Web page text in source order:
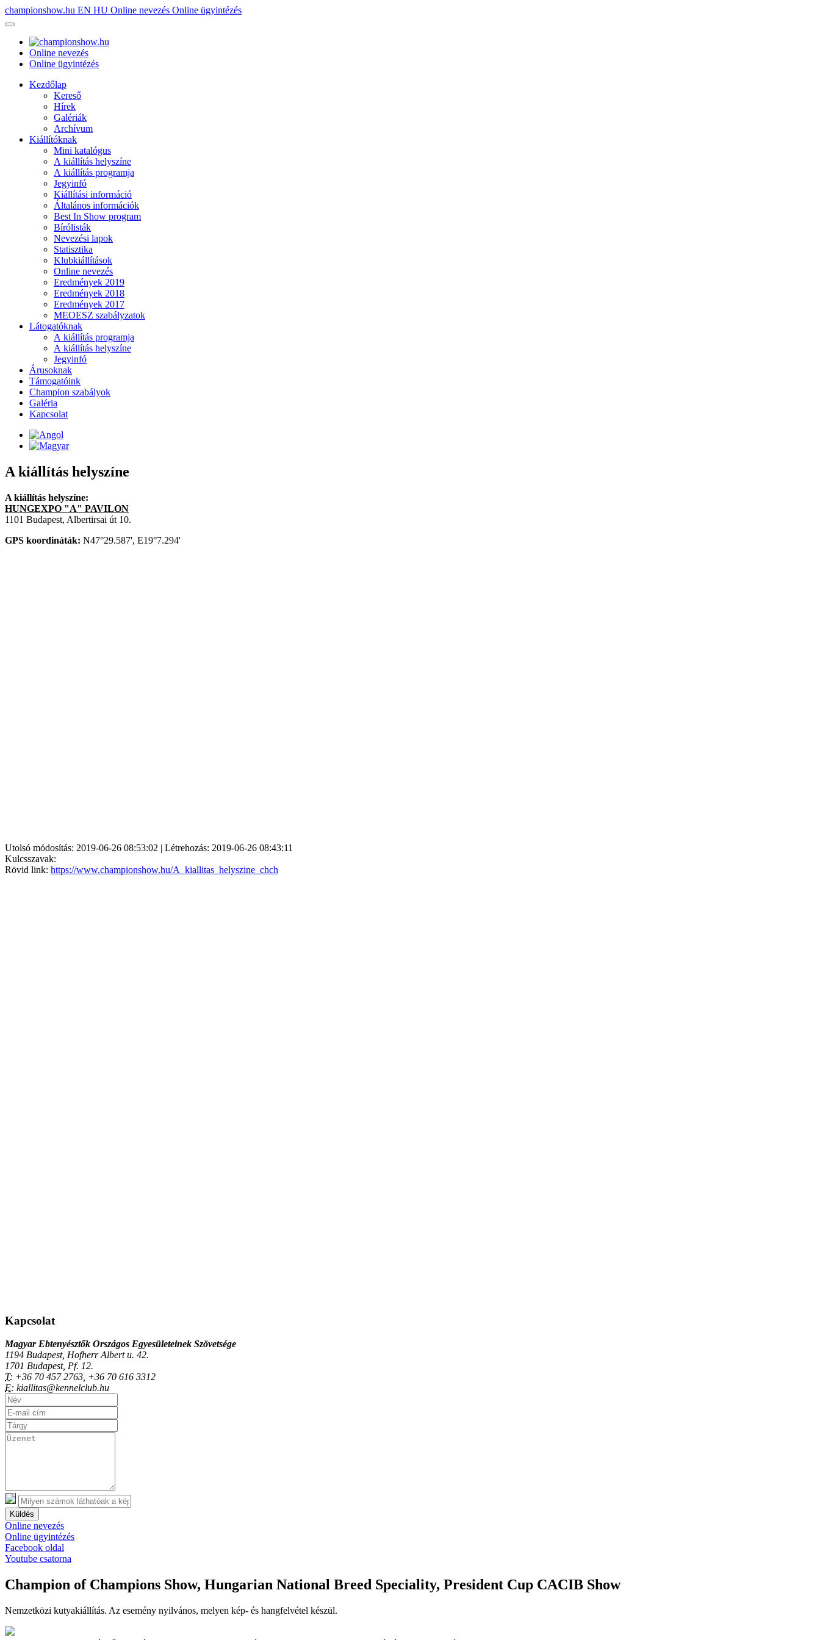
championshow.hu EN HU Online nevezés Online ügyintézés
Online nevezés
Online ügyintézés
Kezdőlap
Kereső
Hírek
Galériák
Archívum
Kiállítóknak
Mini katalógus
A kiállítás helyszíne
A kiállítás programja
Jegyinfó
Kiállítási információ
Általános információk
Best In Show program
Bírólisták
Nevezési lapok
Statisztika
Klubkiállítások
Online nevezés
Eredmények 2019
Eredmények 2018
Eredmények 2017
MEOESZ szabályzatok
Látogatóknak
A kiállítás programja
A kiállítás helyszíne
Jegyinfó
Árusoknak
Támogatóink
Champion szabályok
Galéria
Kapcsolat
A kiállítás helyszíne
A kiállítás helyszíne:
HUNGEXPO "A" PAVILON
1101 Budapest, Albertirsai út 10.
GPS koordináták: N47°29.587', E19°7.294'
Utolsó módosítás: 2019-06-26 08:53:02 | Létrehozás: 2019-06-26 08:43:11
Kulcsszavak:
Rövid link: https://www.championshow.hu/A_kiallitas_helyszine_chch
Kapcsolat
Magyar Ebtenyésztők Országos Egyesületeinek Szövetsége
1194 Budapest, Hofherr Albert u. 42.
1701 Budapest, Pf. 12.
T: +36 70 457 2763, +36 70 616 3312
E: kiallitas@kennelclub.hu
Küldés
Online nevezés
Online ügyintézés
Facebook oldal
Youtube csatorna
Champion of Champions Show, Hungarian National Breed Speciality, President Cup CACIB Show
Nemzetközi kutyakiállítás. Az esemény nyilvános, melyen kép- és hangfelvétel készül.